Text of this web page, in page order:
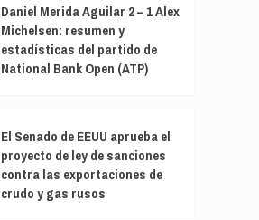
Daniel Merida Aguilar 2 – 1 Alex
Michelsen: resumen y
estadísticas del partido de
National Bank Open (ATP)
El Senado de EEUU aprueba el
proyecto de ley de sanciones
contra las exportaciones de
crudo y gas rusos